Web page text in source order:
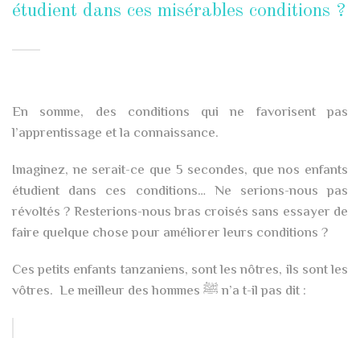
étudient dans ces misérables conditions ?
En somme, des conditions qui ne favorisent pas
l’apprentissage et la connaissance.
Imaginez, ne serait-ce que 5 secondes, que nos enfants
étudient dans ces conditions… Ne serions-nous pas
révoltés ? Resterions-nous bras croisés sans essayer de
faire quelque chose pour améliorer leurs conditions ?
Ces petits enfants tanzaniens, sont les nôtres, ils sont les
vôtres. Le meilleur des hommes ﷺ n’a t-il pas dit :